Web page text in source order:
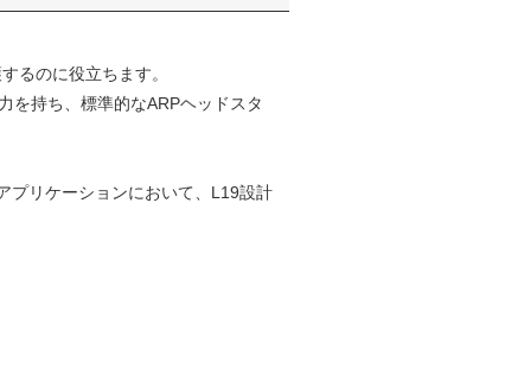
るのに役立ちます。
を持ち、標準的なARPヘッドスタ
プリケーションにおいて、L19設計